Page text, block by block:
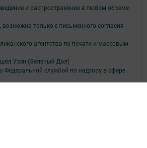
и распространение в любом объеме
только с письменного согласия
агентства по печати и массовым
Узэн (Зеленый Дол)
Федеральной службой по надзору в сфере